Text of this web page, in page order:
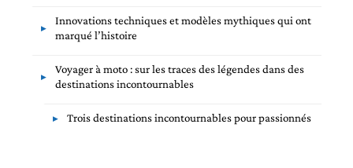
Innovations techniques et modèles mythiques qui ont
marqué l’histoire
Voyager à moto : sur les traces des légendes dans des
destinations incontournables
Trois destinations incontournables pour passionnés